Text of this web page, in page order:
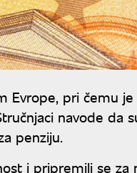
Evrope, pri čemu je
navode da
penziju.
i pripremili se za